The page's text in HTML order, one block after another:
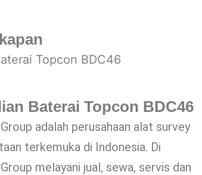
Topcon BDC46
Baterai Topcon BDC46
adalah perusahaan alat survey
terkemuka di Indonesia. Di
melayani jual, sewa, servis dan